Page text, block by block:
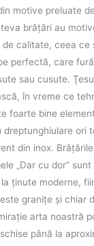
motive preluate
brăţări au
de calitate, ceea ce
perfectă, care
sau cusute.
în vreme ce
foarte bine
dreptunghiulare ori
din inox.
„Dar cu dor”
ţinute moderne,
graniţe şi chiar
arta noastră
până la